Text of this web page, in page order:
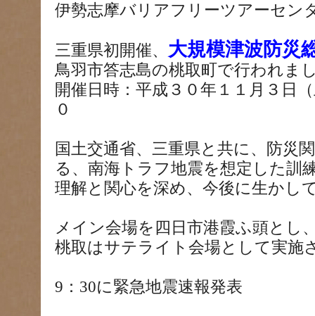
伊勢志摩バリアフリーツアーセン
三重県初開催、 大規模津波防災
鳥羽市答志島の桃取町で行われま
開催日時：平成３０年１１月３日
０
国土交通省、三重県と共に、防災
る、南海トラフ地震を想定した訓
理解と関心を深め、今後に生かし
メイン会場を四日市港霞ふ頭とし
桃取はサテライト会場として実施
9：30に緊急地震速報発表